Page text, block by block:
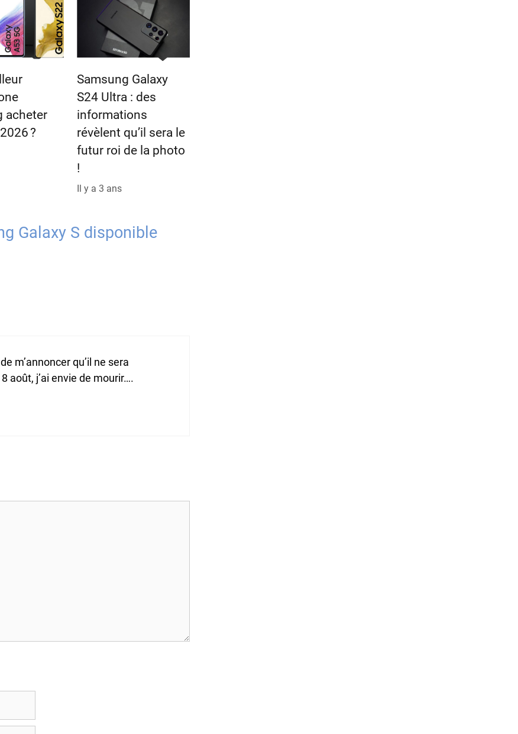
acheter
?
Samsung Galaxy
S24 Ultra : des
informations
révèlent qu’il sera le
futur roi de la photo
!
Il y a 3 ans
Galaxy S disponible
m’annoncer qu’il ne sera
août, j’ai envie de mourir….